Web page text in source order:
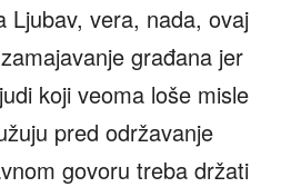
Ljubav, vera, nada, ovaj
građana jer
koji veoma loše misle
pred održavanje
govoru treba držati